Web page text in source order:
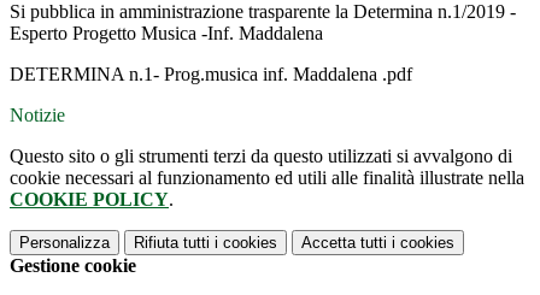
Si pubblica in amministrazione trasparente la Determina n.1/2019 -
Esperto Progetto Musica -Inf. Maddalena
DETERMINA n.1- Prog.musica inf. Maddalena .pdf
Notizie
Questo sito o gli strumenti terzi da questo utilizzati si avvalgono di
cookie necessari al funzionamento ed utili alle finalità illustrate nella
COOKIE POLICY.
Personalizza Rifiuta tutti i cookies Accetta tutti i cookies
Gestione cookie